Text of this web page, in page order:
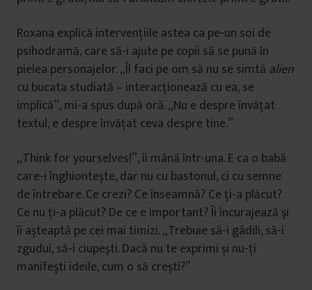
Roxana explică intervențiile astea ca pe-un soi de
psihodramă, care să-i ajute pe copii să se pună în
pielea personajelor. „Îl faci pe om să nu se simtă alien
cu bucata studiată – interacționează cu ea, se
implică”, mi-a spus după oră. „Nu e despre învățat
textul, e despre învățat ceva despre tine.”
„Think for yourselves!”, îi mână într-una. E ca o babă
care-i înghiontește, dar nu cu bastonul, ci cu semne
de întrebare. Ce crezi? Ce înseamnă? Ce ți-a plăcut?
Ce nu ți-a plăcut? De ce e important? Îi încurajează și
îi așteaptă pe cei mai timizi. „Trebuie să-i gâdili, să-i
zgudui, să-i ciupești. Dacă nu te exprimi și nu-ți
manifești ideile, cum o să crești?”